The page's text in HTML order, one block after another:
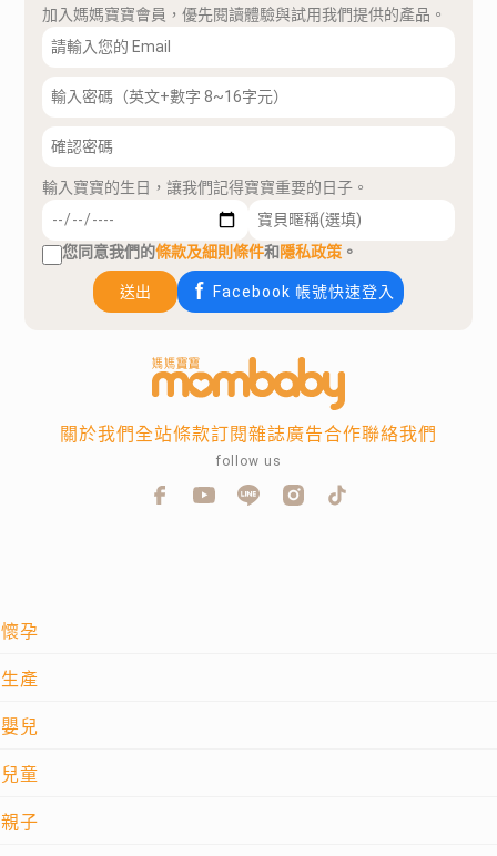
加入媽媽寶寶會員，優先閱讀體驗與試用我們提供的產品。
輸入寶寶的生日，讓我們記得寶寶重要的日子。
您同意我們的條款及細則條件和隱私政策 。
送出 Facebook 帳號快速登入
懷孕
生產
嬰兒
兒童
親子
關於我們全站條款訂閱雜誌廣告合作聯絡我們
follow us